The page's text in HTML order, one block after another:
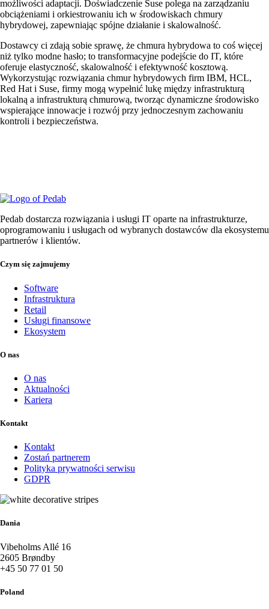
możliwości adaptacji. Doświadczenie Suse polega na zarządzaniu
obciążeniami i orkiestrowaniu ich w środowiskach chmury
hybrydowej, zapewniając spójne działanie i skalowalność.
Dostawcy ci zdają sobie sprawę, że chmura hybrydowa to coś więcej
niż tylko modne hasło; to transformacyjne podejście do IT, które
oferuje elastyczność, skalowalność i efektywność kosztową.
Wykorzystując rozwiązania chmur hybrydowych firm IBM, HCL,
Red Hat i Suse, firmy mogą wypełnić lukę między infrastrukturą
lokalną a infrastrukturą chmurową, tworząc dynamiczne środowisko
wspierające innowacje i rozwój przy jednoczesnym zachowaniu
kontroli i bezpieczeństwa.
Pedab dostarcza rozwiązania i usługi IT oparte na infrastrukturze,
oprogramowaniu i usługach od wybranych dostawców dla ekosystemu
partnerów i klientów.
Czym się zajmujemy
Software
Infrastruktura
Retail
Usługi finansowe
Ekosystem
O nas
O nas
Aktualności
Kariera
Kontakt
Kontakt
Zostań partnerem
Polityka prywatności serwisu
GDPR
Dania
Vibeholms Allé 16
2605 Brøndby
+45 50 77 01 50
Poland